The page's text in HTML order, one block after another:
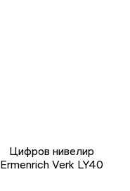
Цифров нивелир
Ermenrich Verk LY40